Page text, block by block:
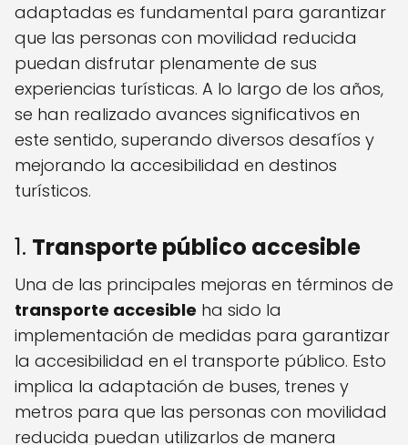
adaptadas es fundamental para garantizar
que las personas con movilidad reducida
puedan disfrutar plenamente de sus
experiencias turísticas. A lo largo de los años,
se han realizado avances significativos en
este sentido, superando diversos desafíos y
mejorando la accesibilidad en destinos
turísticos.
1. Transporte público accesible
Una de las principales mejoras en términos de
transporte accesible ha sido la
implementación de medidas para garantizar
la accesibilidad en el transporte público. Esto
implica la adaptación de buses, trenes y
metros para que las personas con movilidad
reducida puedan utilizarlos de manera